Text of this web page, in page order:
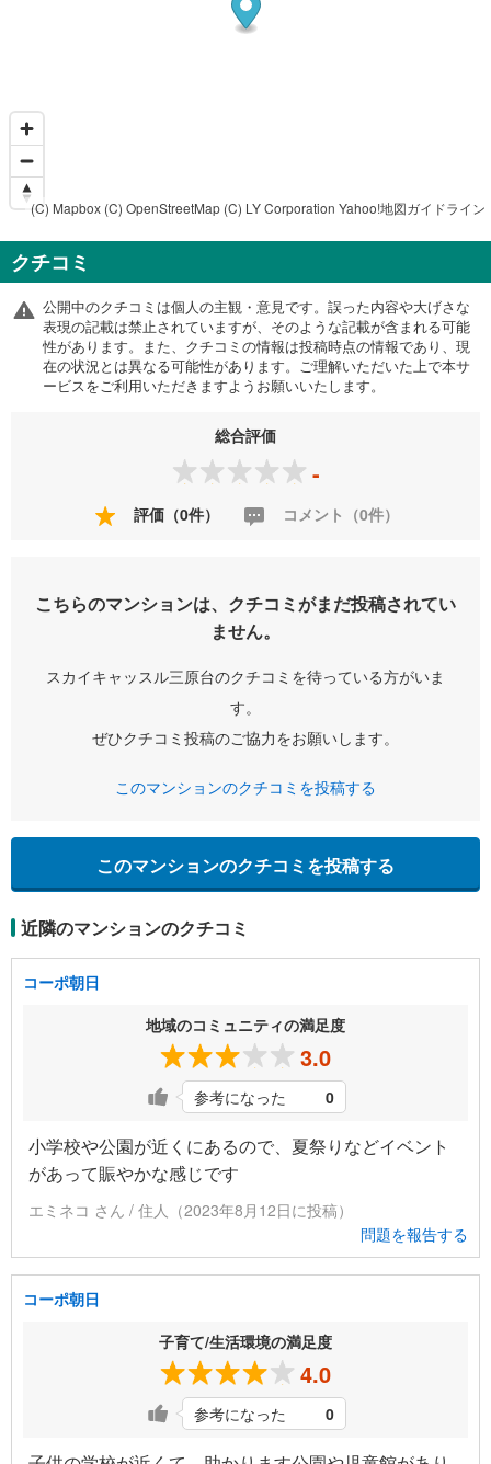
(C) Mapbox (C) OpenStreetMap (C) LY Corporation Yahoo!地図ガイドライン
クチコミ
公開中のクチコミは個人の主観・意見です。誤った内容や大げさな
表現の記載は禁止されていますが、そのような記載が含まれる可能
性があります。また、クチコミの情報は投稿時点の情報であり、現
在の状況とは異なる可能性があります。ご理解いただいた上で本サ
ービスをご利用いただきますようお願いいたします。
総合評価
-
評価（0件） コメント（0件）
こちらのマンションは、クチコミがまだ投稿されてい
ません。
スカイキャッスル三原台のクチコミを待っている方がいま
す。
ぜひクチコミ投稿のご協力をお願いします。
このマンションのクチコミを投稿する
このマンションのクチコミを投稿する
近隣のマンションのクチコミ
コーポ朝日
地域のコミュニティの満足度
3.0
参考になった 0
小学校や公園が近くにあるので、夏祭りなどイベント
があって賑やかな感じです
エミネコ さん / 住人（2023年8月12日に投稿）
問題を報告する
コーポ朝日
子育て/生活環境の満足度
4.0
参考になった 0